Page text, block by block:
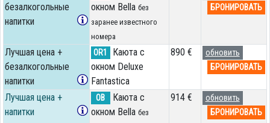
безалкогольные
напитки
окном Bella без
заранее известного
номера
БРОНИРОВАТЬ
Лучшая цена +
безалкогольные
напитки
OR1
Каюта с
окном Deluxe
Fantastica
890 €
обновить
БРОНИРОВАТЬ
Лучшая цена +
напитки
OB
Каюта с
окном Bella без
914 €
обновить
БРОНИРОВАТЬ